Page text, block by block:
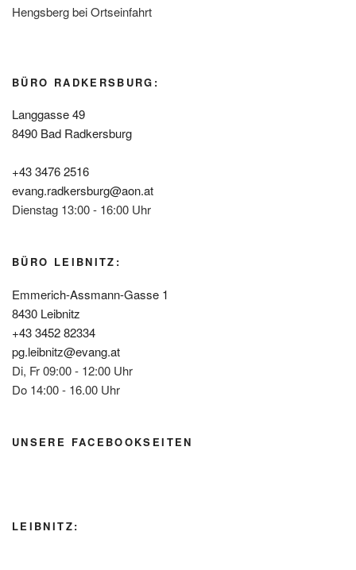
Hengsberg bei Ortseinfahrt
BÜRO RADKERSBURG:
Langgasse 49
8490 Bad Radkersburg
+43 3476 2516
evang.radkersburg@aon.at
Dienstag 13:00 - 16:00 Uhr
BÜRO LEIBNITZ:
Emmerich-Assmann-Gasse 1
8430 Leibnitz
+43 3452 82334
pg.leibnitz@evang.at
Di, Fr 09:00 - 12:00 Uhr
Do 14:00 - 16.00 Uhr
UNSERE FACEBOOKSEITEN
LEIBNITZ: